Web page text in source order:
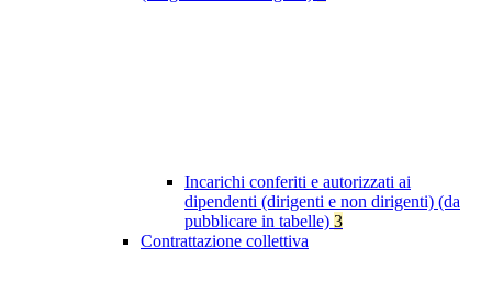
Incarichi conferiti e autorizzati ai
dipendenti (dirigenti e non dirigenti) (da
pubblicare in tabelle) 3
Contrattazione collettiva